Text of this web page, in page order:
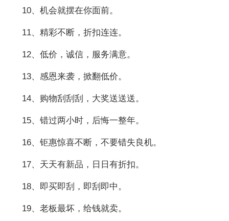
10、机会就摆在你面前。
11、精彩不断，折扣连连。
12、低价，诚信，服务满意。
13、感恩来袭，掀翻低价。
14、购物刮刮刮，大奖送送送。
15、错过两小时，后悔一整年。
16、钜惠惊喜不断，不要错失良机。
17、天天有新品，日日有折扣。
18、即买即刮，即刮即中。
19、老板最坏，给钱就卖。